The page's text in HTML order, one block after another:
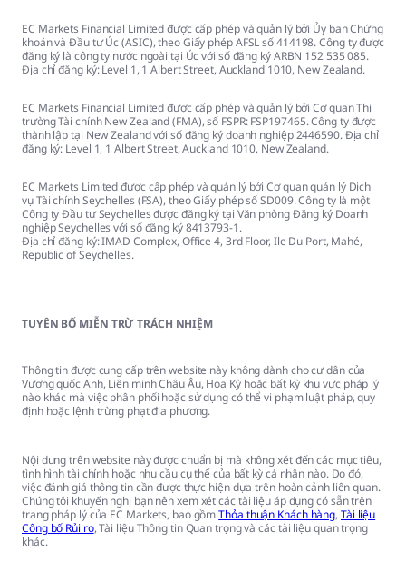
EC Markets Financial Limited được cấp phép và quản lý bởi Ủy ban Chứng
khoán và Đầu tư Úc (ASIC), theo Giấy phép AFSL số 414198. Công ty được
đăng ký là công ty nước ngoài tại Úc với số đăng ký ARBN 152 535 085.
Địa chỉ đăng ký: Level 1, 1 Albert Street, Auckland 1010, New Zealand.
EC Markets Financial Limited được cấp phép và quản lý bởi Cơ quan Thị
trường Tài chính New Zealand (FMA), số FSPR: FSP197465. Công ty được
thành lập tại New Zealand với số đăng ký doanh nghiệp 2446590. Địa chỉ
đăng ký: Level 1, 1 Albert Street, Auckland 1010, New Zealand.
EC Markets Limited được cấp phép và quản lý bởi Cơ quan quản lý Dịch
vụ Tài chính Seychelles (FSA), theo Giấy phép số SD009. Công ty là một
Công ty Đầu tư Seychelles được đăng ký tại Văn phòng Đăng ký Doanh
nghiệp Seychelles với số đăng ký 8413793-1.
Địa chỉ đăng ký: IMAD Complex, Office 4, 3rd Floor, Ile Du Port, Mahé,
Republic of Seychelles.
TUYÊN BỐ MIỄN TRỪ TRÁCH NHIỆM
Thông tin được cung cấp trên website này không dành cho cư dân của
Vương quốc Anh, Liên minh Châu Âu, Hoa Kỳ hoặc bất kỳ khu vực pháp lý
nào khác mà việc phân phối hoặc sử dụng có thể vi phạm luật pháp, quy
định hoặc lệnh trừng phạt địa phương.
Nội dung trên website này được chuẩn bị mà không xét đến các mục tiêu,
tình hình tài chính hoặc nhu cầu cụ thể của bất kỳ cá nhân nào. Do đó,
việc đánh giá thông tin cần được thực hiện dựa trên hoàn cảnh liên quan.
Chúng tôi khuyến nghị bạn nên xem xét các tài liệu áp dụng có sẵn trên
trang pháp lý của EC Markets, bao gồmThỏa thuận Khách hàng, Tài liệu
Công bố Rủi ro, Tài liệu Thông tin Quan trọng và các tài liệu quan trọng
khác.